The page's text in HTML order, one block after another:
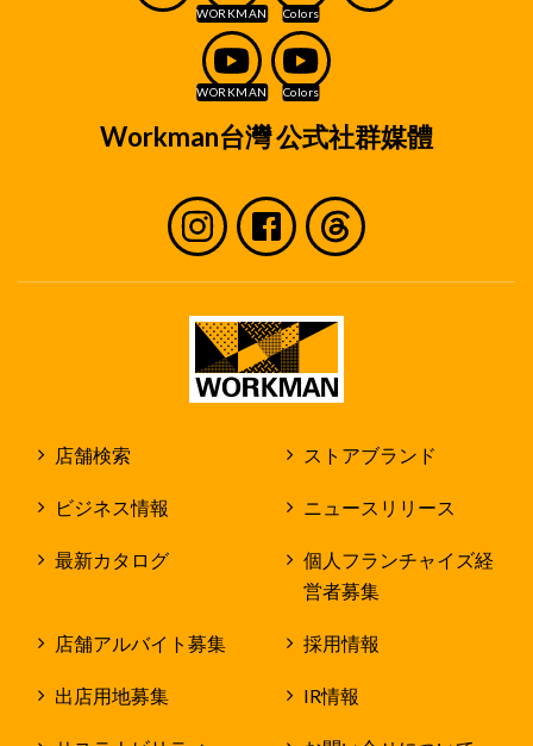
Workman台灣 公式社群媒體
店舗検索 ストアブランド
ビジネス情報 ニュースリリース
最新カタログ
個人フランチャイズ経
営者募集
店舗アルバイト募集 採用情報
出店用地募集 IR情報